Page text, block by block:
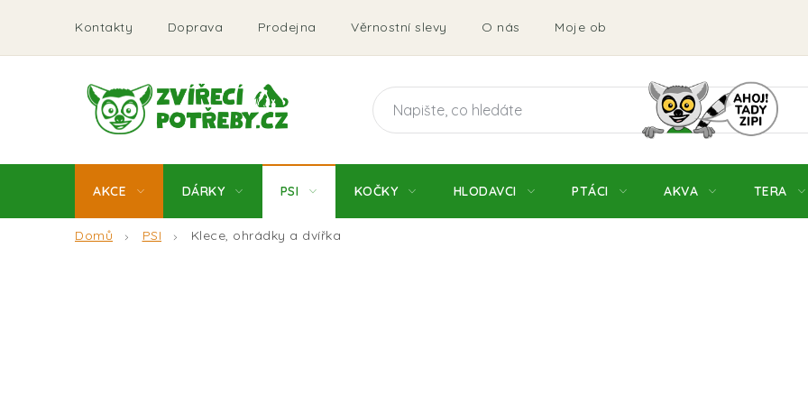
obsah
Kontakty Doprava Prodejna Věrnostní slevy O nás Moje objednávka Obchodní
AKCE DÁRKY PSI KOČKY HLODAVCI PTÁCI AKVA TERA
Domů PSI Klece, ohrádky a dvířka